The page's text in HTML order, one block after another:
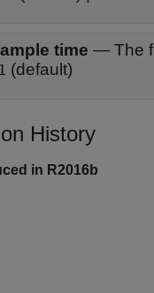
time — The
(default)
History
in R2016b